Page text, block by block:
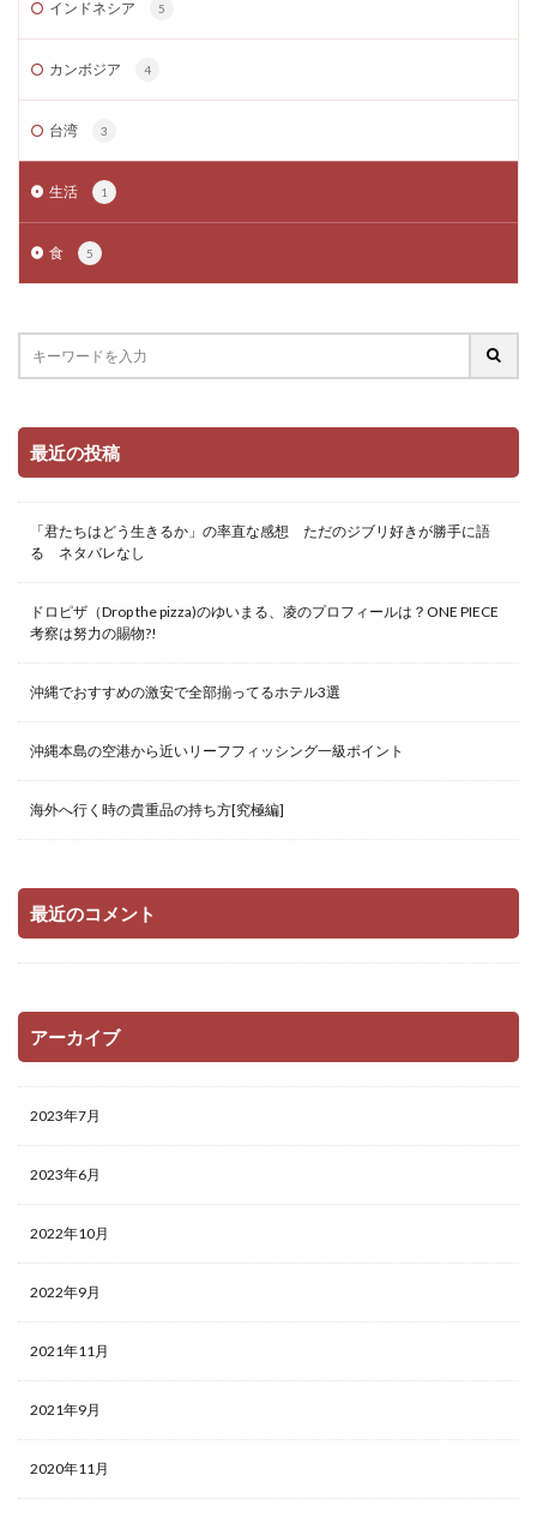
インドネシア 5
カンボジア 4
台湾 3
生活 1
食 5
最近の投稿
「君たちはどう生きるか」の率直な感想 ただのジブリ好きが勝手に語
る ネタバレなし
ドロピザ（Drop the pizza)のゆいまる、凌のプロフィールは？ONE PIECE
考察は努力の賜物?!
沖縄でおすすめの激安で全部揃ってるホテル3選
沖縄本島の空港から近いリーフフィッシング一級ポイント
海外へ行く時の貴重品の持ち方[究極編]
最近のコメント
アーカイブ
2023年7月
2023年6月
2022年10月
2022年9月
2021年11月
2021年9月
2020年11月